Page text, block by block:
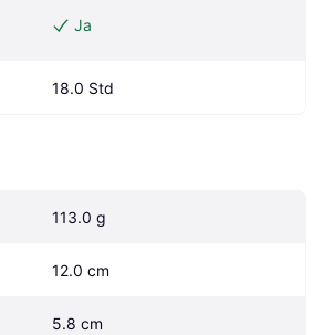
Ja
18.0 Std
113.0 g
12.0 cm
5.8 cm